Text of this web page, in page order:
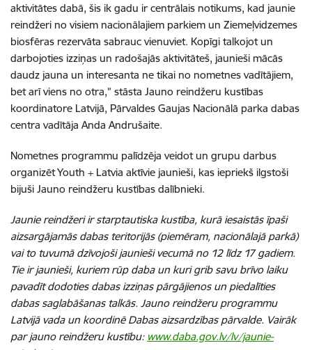
aktivitātes dabā, šis ik gadu ir centrālais notikums, kad jaunie
reindžeri no visiem nacionālajiem parkiem un Ziemeļvidzemes
biosfēras rezervāta sabrauc vienuviet. Kopīgi talkojot un
darbojoties izziņas un radošajās aktivitāteš, jaunieši mācās
daudz jauna un interesanta ne tikai no nometnes vadītājiem,
bet arī viens no otra,” stāsta Jauno reindžeru kustības
koordinatore Latvijā, Pārvaldes Gaujas Nacionālā parka dabas
centra vadītāja Anda Andrušaite.
Nometnes programmu palīdzēja veidot un grupu darbus
organizēt Youth + Latvia aktīvie jaunieši, kas iepriekš ilgstoši
bijuši Jauno reindžeru kustības dalībnieki.
Jaunie reindžeri ir starptautiska kustība, kurā iesaistās īpaši
aizsargājamās dabas teritorijās (piemēram, nacionālajā parkā)
vai to tuvumā dzīvojoši jaunieši vecumā no 12 līdz 17 gadiem.
Tie ir jaunieši, kuriem rūp daba un kuri grib savu brīvo laiku
pavadīt dodoties dabas izziņas pārgājienos un piedalīties
dabas saglabāšanas talkās. Jauno reindžeru programmu
Latvijā vada un koordinē Dabas aizsardzības pārvalde. Vairāk
par jauno reindžeru kustību: www.daba.gov.lv/lv/jaunie-